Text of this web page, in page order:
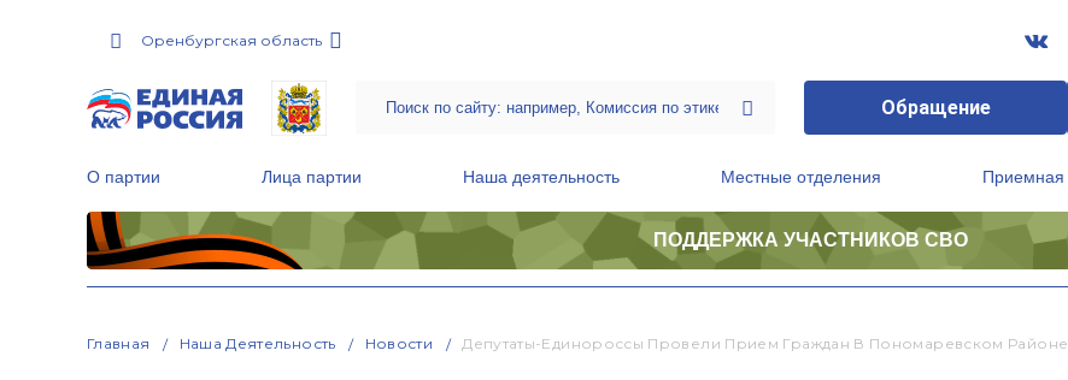
Оренбургская область
Обращение
О партии Лица партии Наша деятельность Местные отделения Приемная
ПОДДЕРЖКА УЧАСТНИКОВ СВО
Главная Наша Деятельность Новости Депутаты-Единороссы Провели Прием Граждан В Пономаревском Районе